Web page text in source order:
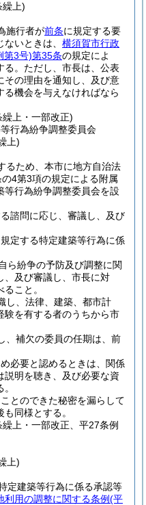
繰上)
施行者が前条に規定する要
いときは、 横須賀市行政
第3号)第35条の規定によ
。 ただし、市長は、公表
その理由を通知し、及び意
る機会を与えなければなら
上・一部改正)
行為紛争調整委員会
上)
るため、本市に地方自治法
4第3項の規定による附属
等行為紛争調整委員会を設
諮問に応じ、審議し、及び
規定する特定建築等行為に係
ら紛争の予防及び調整に関
、及び審議し、市長に対
こと。
し、法律、建築、都市計
験を有する者のうちから市
、補欠の委員の任期は、前
必要と認めるときは、関係
説明を聴き、及び必要な資
とのできた秘密を漏らして
同様とする。
上・一部改正、平27条例
上)
定建築等行為に係る承認等
利用の調整に関する条例(平